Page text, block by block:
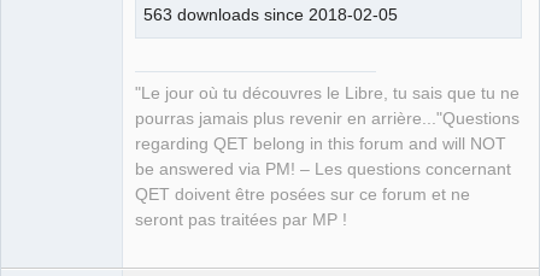
563 downloads since 2018-02-05
"Le jour où tu découvres le Libre, tu sais que tu ne
pourras jamais plus revenir en arrière..."Questions
regarding QET belong in this forum and will NOT
be answered via PM! – Les questions concernant
QET doivent être posées sur ce forum et ne
seront pas traitées par MP !